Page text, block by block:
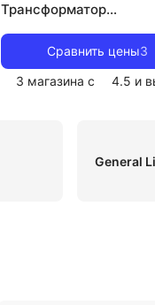
Трансформатор
светодиодной ленты
48060
Сравнить цены3
3 магазина с
4.5 и
General